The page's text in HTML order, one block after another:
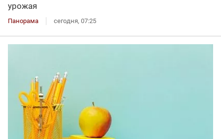
урожая
Панорама сегодня, 07:25